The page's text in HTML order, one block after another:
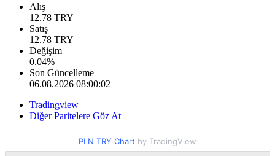
Alış
12.78 TRY
Satış
12.78 TRY
Değişim
0.04%
Son Güncelleme
06.08.2026 08:00:02
Tradingview
Diğer Paritelere Göz At
PLN TRY Chart by TradingView